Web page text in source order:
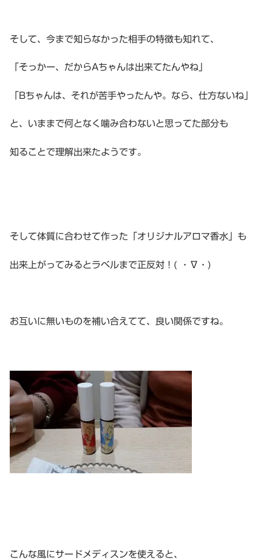
そして、今まで知らなかった相手の特徴も知れて、
「そっかー、だからAちゃんは出来てたんやね」
「Bちゃんは、それが苦手やったんや。なら、仕方ないね」
と、いままで何となく噛み合わないと思ってた部分も
知ることで理解出来たようです。
そして体質に合わせて作った「オリジナルアロマ香水」も
出来上がってみるとラベルまで正反対！ ( ・∇・)
お互いに無いものを補い合えてて、良い関係ですね。
こんな風にサードメディスンを使えると、